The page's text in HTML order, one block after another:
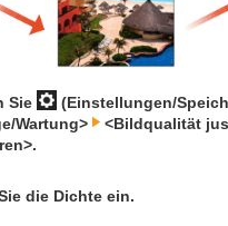
Sie
(Einstellungen/
Wartung>
<Bildqualität
die Dichte ein.